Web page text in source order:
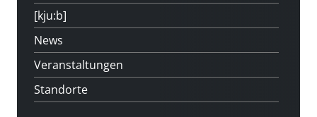
[kju:b]
News
Veranstaltungen
Standorte